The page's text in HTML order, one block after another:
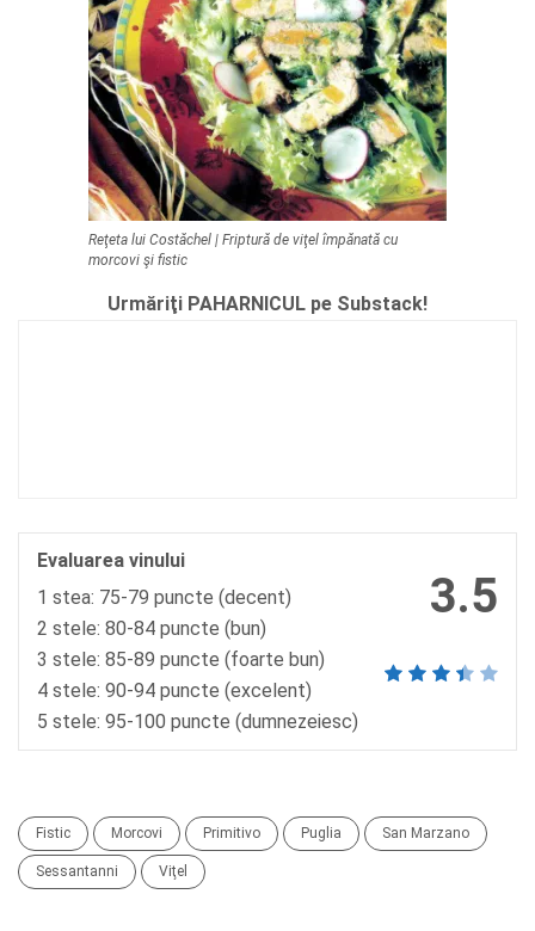
Reţeta lui Costăchel | Friptură de viţel împănată cu
morcovi şi fistic
Urmăriţi PAHARNICUL pe Substack!
3.5
Evaluarea vinului
1 stea: 75-79 puncte (decent)
2 stele: 80-84 puncte (bun)
3 stele: 85-89 puncte (foarte bun)
4 stele: 90-94 puncte (excelent)
5 stele: 95-100 puncte (dumnezeiesc)
Fistic Morcovi Primitivo Puglia San Marzano
Sessantanni Viţel